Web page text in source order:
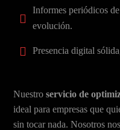
Informes periódicos
evolución.
Presencia digital
Nuestro servicio de
ideal para empresas que
sin tocar nada. Nosotros